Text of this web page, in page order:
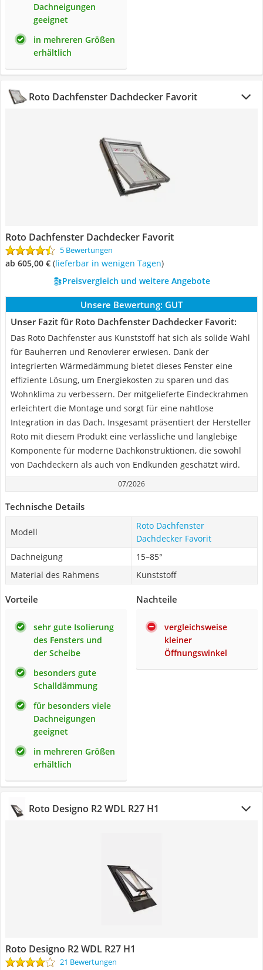
Dachneigungen
geeignet
in mehreren Größen
erhältlich
Roto Dachfenster Dachdecker Favorit
Roto Dachfenster Dachdecker Favorit
5 Bewertungen
ab 605,00 € ( Lieferbar in wenigen Tagen)
Preisvergleich und weitere Angebote
Unsere Bewertung: GUT
Unser Fazit für Roto Dachfenster Dachdecker Favorit:
Das Roto Dachfenster aus Kunststoff hat sich als solide Wahl
für Bauherren und Renovierer erwiesen. Dank der
integrierten Wärmedämmung bietet dieses Fenster eine
effiziente Lösung, um Energiekosten zu sparen und das
Wohnklima zu verbessern. Der mitgelieferte Eindeckrahmen
erleichtert die Montage und sorgt für eine nahtlose
Integration in das Dach. Insgesamt präsentiert der Hersteller
Roto mit diesem Produkt eine verlässliche und langlebige
Komponente für moderne Dachkonstruktionen, die sowohl
von Dachdeckern als auch von Endkunden geschätzt wird.
07/2026
Technische Details
Modell
Roto Dachfenster
Dachdecker Favorit
Dachneigung
15–85°
Material des Rahmens
Kunststoff
Vorteile
sehr gute Isolierung
des Fensters und
der Scheibe
besonders gute
Schalldämmung
für besonders viele
Dachneigungen
geeignet
in mehreren Größen
erhältlich
Nachteile
vergleichsweise
kleiner
Öffnungswinkel
Roto Designo R2 WDL R27 H1
Roto Designo R2 WDL R27 H1
21 Bewertungen